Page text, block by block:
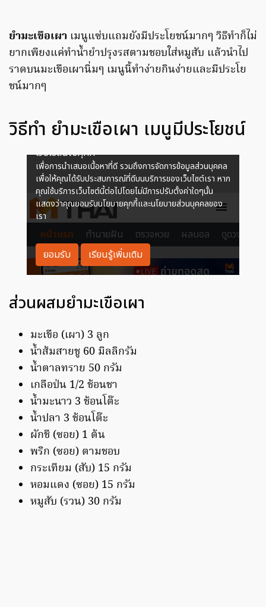
ยำมะเขือเผา เมนูแซ่บแถมยังมีประโยชน์มากๆ วิธีทำก็ไม่
ยากเพียงแค่ทำน้ำยำปรุงรสตามชอบใส่หมูสับ แล้วนำไป
ราดบนมะเขือเผานิ่มๆ เมนูนี้ทำง่ายกินง่ายและมีประโย
ชน์มากๆ
วิธีทำ ยำมะเขือเผา เมนูมีประโยชน์
ส่วนผสมยำมะเขือเผา
มะเขือ (เผา) 3 ลูก
น้ำส้มสายชู 60 มิลลิกรัม
น้ำตาลทราย 50 กรัม
เกลือป่น 1/2 ช้อนชา
น้ำมะนาว 3 ช้อนโต๊ะ
น้ำปลา 3 ช้อนโต๊ะ
ผักชี (ซอย) 1 ต้น
พริก (ซอย) ตามชอบ
กระเทียม (สับ) 15 กรัม
หอมแดง (ซอย) 15 กรัม
หมูสับ (รวน) 30 กรัม